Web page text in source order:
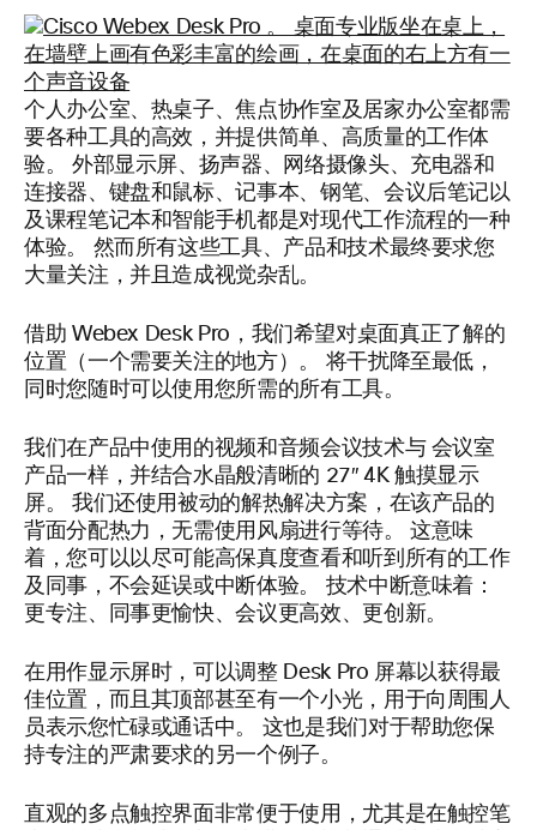
个人办公室、热桌子、焦点协作室及居家办公室都需
要各种工具的高效，并提供简单、高质量的工作体
验。 外部显示屏、扬声器、网络摄像头、充电器和
连接器、键盘和鼠标、记事本、钢笔、会议后笔记以
及课程笔记本和智能手机都是对现代工作流程的一种
体验。 然而所有这些工具、产品和技术最终要求您
大量关注，并且造成视觉杂乱。
借助 Webex Desk Pro，我们希望对桌面真正了解的
位置（一个需要关注的地方）。 将干扰降至最低，
同时您随时可以使用您所需的所有工具。
我们在产品中使用的视频和音频会议技术与 会议室
产品一样，并结合水晶般清晰的 27″ 4K 触摸显示
屏。 我们还使用被动的解热解决方案，在该产品的
背面分配热力，无需使用风扇进行等待。 这意味
着，您可以以尽可能高保真度查看和听到所有的工作
及同事，不会延误或中断体验。 技术中断意味着：
更专注、同事更愉快、会议更高效、更创新。
在用作显示屏时，可以调整 Desk Pro 屏幕以获得最
佳位置，而且其顶部甚至有一个小光，用于向周围人
员表示您忙碌或通话中。 这也是我们对于帮助您保
持专注的严肃要求的另一个例子。
直观的多点触控界面非常便于使用，尤其是在触控笔